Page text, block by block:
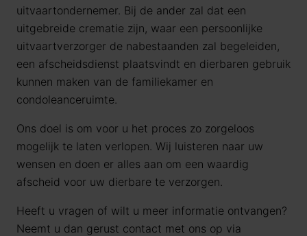
uitvaartondernemer. Bij de ander zal dat een
uitgebreide crematie zijn, waar een persoonlijke
uitvaartverzorger de nabestaanden zal begeleiden,
een afscheidsdienst plaatsvindt en dierbaren gebruik
kunnen maken van de familiekamer en
condoleanceruimte.
Ons doel is om voor u het proces zo zorgeloos
mogelijk te laten verlopen. Wij luisteren naar uw
wensen en doen er alles aan om een waardig
afscheid voor uw dierbare te verzorgen.
Heeft u vragen of wilt u meer informatie ontvangen?
Neemt u dan gerust contact met ons op via